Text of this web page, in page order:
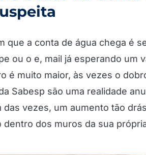
que a conta de água chega é
ou o e, mail já esperando um
é muito maior, às vezes o
Sabesp são uma realidade
das vezes, um aumento tão
dentro dos muros da sua